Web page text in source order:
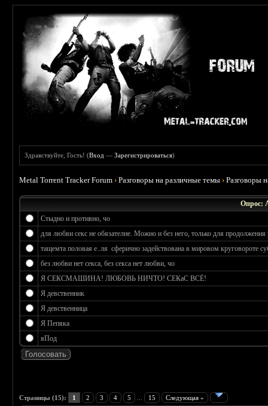
Здравствуйте, Гость! (Вход —Зарегистрироваться)
Metal Torrent Tracker Forum ›Разговоры на различные темы ›Разговоры
Опрос:
Стыдно и противно, чо
для любви секс не обязателне. Можно и без него, только для продолжения
тащемта половая е..ля сферично задействована в мировом круговороте
без любви нет секса, без секса нет любви, чо
Я СЕКСМАШИНА! ЛЮБОВЬ НИЧТО! СЕКаС ВСЁ!
Я девственник
Я девственница
Я Пепяка
яПод
Страницы (15): 1 2 3 4 5 15 Следующая »